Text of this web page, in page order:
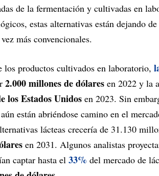
de la fermentación y cultivadas en
estas alternativas están dejando
más convencionales.
los productos cultivados en laboratorio,
2.000 millones de dólares en 2022 y la
los Estados Unidos en 2023. Sin
están abriéndose camino en el
lácteas crecería de 31.130
en 2031. Algunos analistas
captar hasta el 33% del mercado de